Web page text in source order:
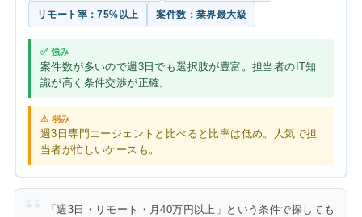
リモート率：75%以上 案件数：業界最大級
✅ 強み
案件数が多いので週3日でも選択肢が豊富。担当者のIT知
識が高く条件交渉が正確。
⚠ 弱み
週3日専門エージェントと比べると比率は低め。人気で担
当者が忙しいケースも。
「週3日・リモート・月40万円以上」という条件で探しても